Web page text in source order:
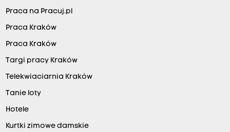
Praca na Pracuj.pl
Praca Kraków
Praca Kraków
Targi pracy Kraków
Telekwiaciarnia Kraków
Tanie loty
Hotele
Kurtki zimowe damskie